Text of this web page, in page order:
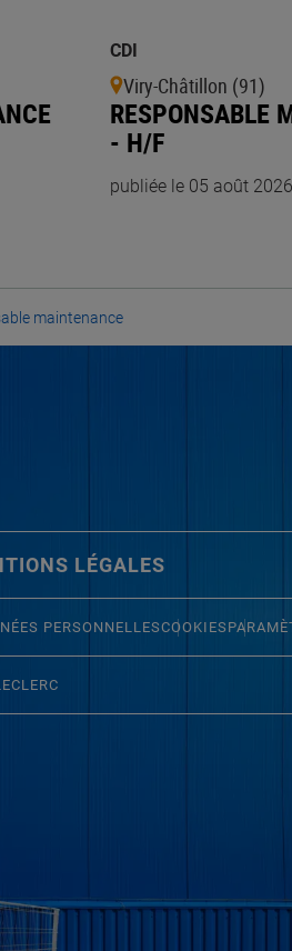
CDI
Viry-Châtillon (91)
RESPONSABLE
- H/F
publiée le 05 août 2026
maintenance
LÉGALES
PERSONNELLESCOOKIES